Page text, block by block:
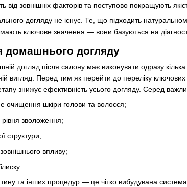
від зовнішніх факторів та поступово покращують
догляду не існує. Те, що підходить
ключове значення — вони базуються на
домашнього догляду
догляд після салону має виконувати одразу
вигляд. Перед тим як перейти до переліку
знижує ефективність усього догляду. Серед
очищення шкіри голови та волосся;
зволоження;
структури;
впливу;
та інших процедур — це чітко вибудувана